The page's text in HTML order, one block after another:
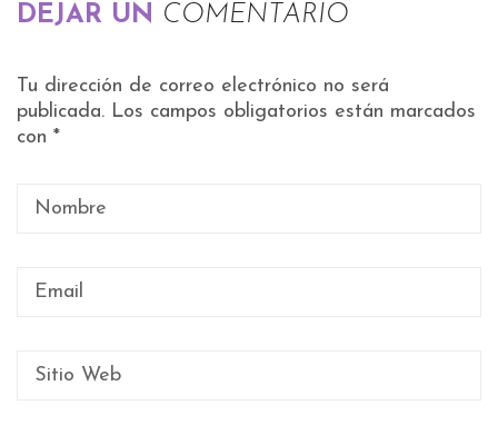
DEJAR UN COMENTARIO
Tu dirección de correo electrónico no será
publicada. Los campos obligatorios están marcados
con *